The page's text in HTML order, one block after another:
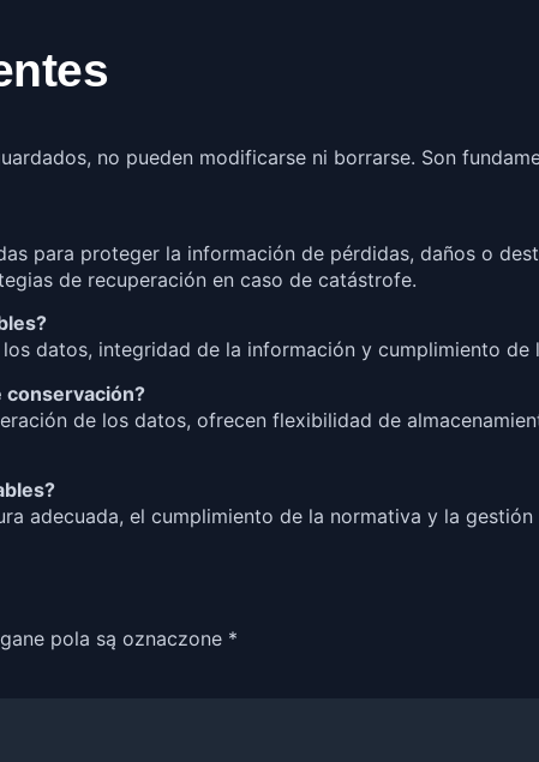
no pueden modificarse ni borrarse. Son
para proteger la información de pérdidas, daños o
de recuperación en caso de catástrofe.
datos, integridad de la información y cumplimiento de
conservación?
de los datos, ofrecen flexibilidad de
adecuada, el cumplimiento de la normativa y la
pola są oznaczone *